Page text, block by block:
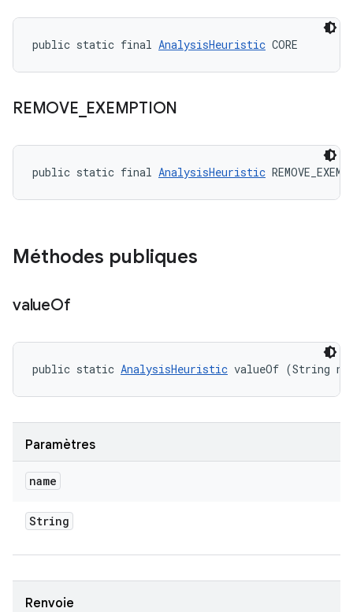
public static final AnalysisHeuristic CORE
REMOVE EXEMPTION
public static final AnalysisHeuristic
Méthodes publiques
valueOf
public static AnalysisHeuristic valueOf (String
Paramètres
name
String
Renvoie